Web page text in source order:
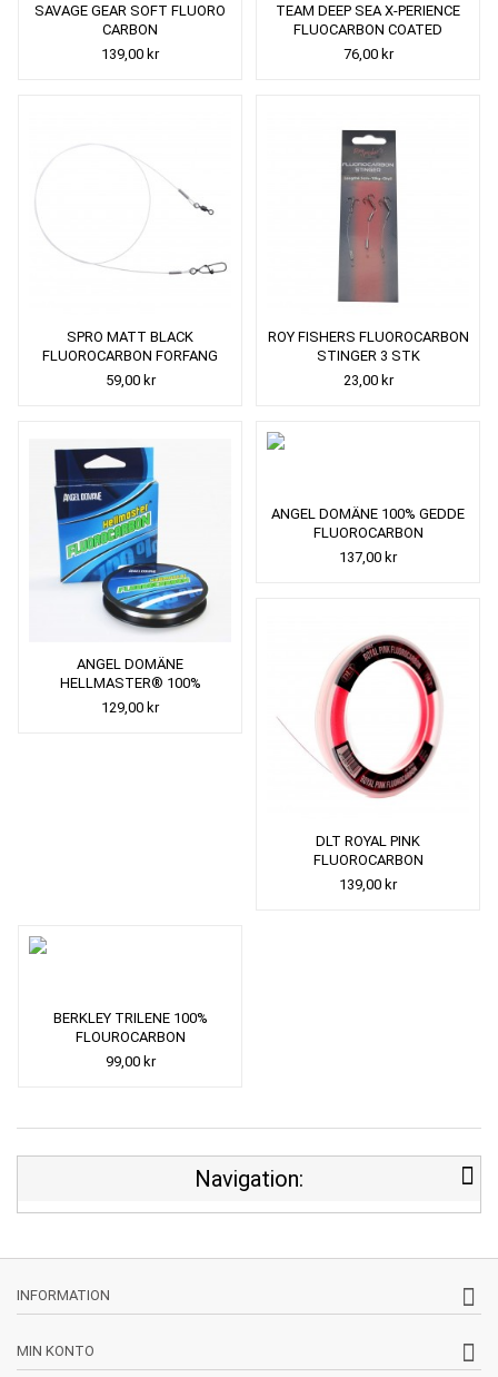
SAVAGE GEAR SOFT FLUORO
CARBON
139,00 kr
TEAM DEEP SEA X-PERIENCE
FLUOCARBON COATED
HAVFORFANG
76,00 kr
SPRO MATT BLACK
FLUOROCARBON FORFANG
59,00 kr
ROY FISHERS FLUOROCARBON
STINGER 3 STK
23,00 kr
ANGEL DOMÄNE
HELLMASTER® 100%
FLUOROCARBON
129,00 kr
ANGEL DOMÄNE 100% GEDDE
FLUOROCARBON
137,00 kr
DLT ROYAL PINK
FLUOROCARBON
139,00 kr
BERKLEY TRILENE 100%
FLOUROCARBON
99,00 kr
Navigation:
INFORMATION
MIN KONTO